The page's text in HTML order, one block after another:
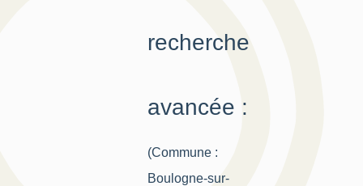
recherche
avancée :
(Commune :
Boulogne-sur-